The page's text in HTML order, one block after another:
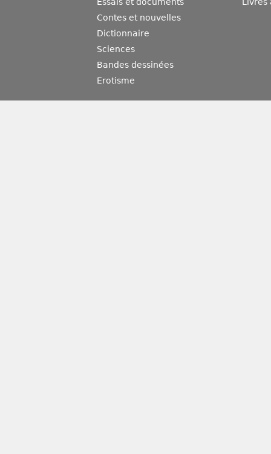
Essais et documents
Contes et nouvelles
Dictionnaire
Sciences
Bandes dessinées
Erotisme
Livres